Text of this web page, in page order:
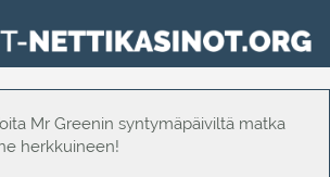
Mr Greenin syntymäpäiviltä matka
herkkuineen!